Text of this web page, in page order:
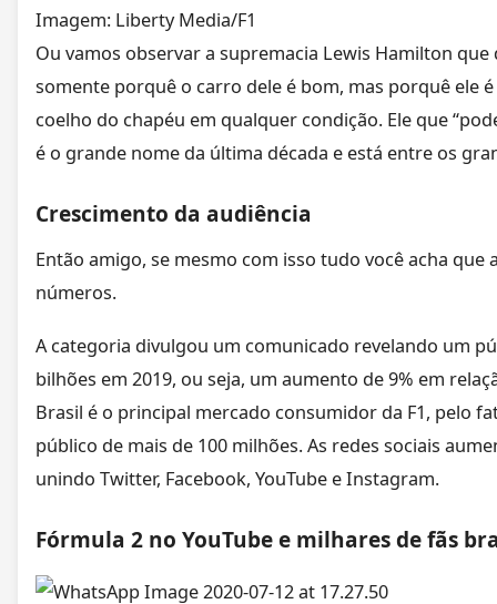
Imagem: Liberty Media/F1
Ou vamos observar a supremacia Lewis Hamilton
somente porquê o carro dele é bom, mas porquê ele
coelho do chapéu em qualquer condição. Ele que
é o grande nome da última década e está entre os
Crescimento da audiência
Então amigo, se mesmo com isso tudo você acha
números.
A categoria divulgou um comunicado revelando um
bilhões em 2019, ou seja, um aumento de 9% em
Brasil é o principal mercado consumidor da F1, pelo
público de mais de 100 milhões. As redes sociais
unindo Twitter, Facebook, YouTube e Instagram.
Fórmula 2 no YouTube e milhares de fãs